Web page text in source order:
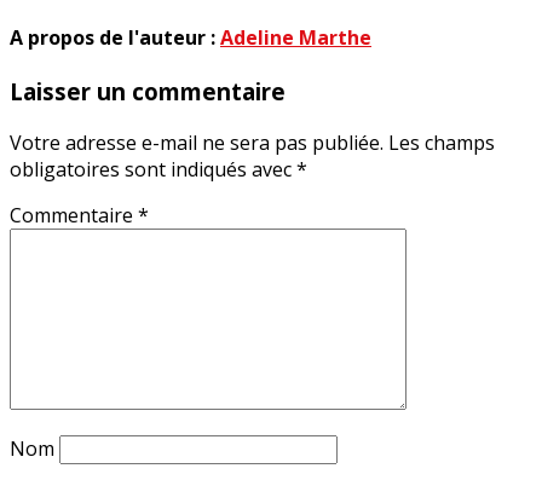
A propos de l'auteur :Adeline Marthe
Laisser un commentaire
Votre adresse e-mail ne sera pas publiée. Les champs
obligatoires sont indiqués avec*
Commentaire *
Nom